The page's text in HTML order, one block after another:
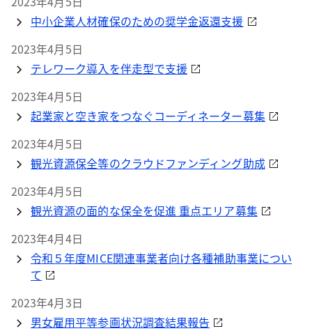
中小企業人材確保のための奨学金返還支援
2023年4月5日
テレワーク導入を伴走型で支援
2023年4月5日
起業家と空き家をつなぐコーディネーター募集
2023年4月5日
観光資源保全等のクラウドファンディング助成
2023年4月5日
観光資源の面的な保全を促進 重点エリア募集
2023年4月4日
令和５年度MICE関連事業者向け各種補助事業につい
て
2023年4月3日
男女雇用平等参画状況調査結果報告